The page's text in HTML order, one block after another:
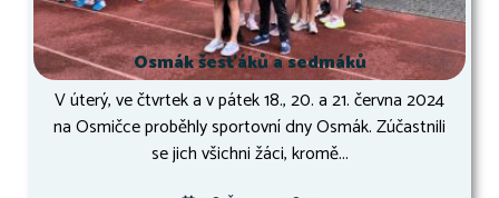
Osmák šesťáků a sedmáků
V úterý, ve čtvrtek a v pátek 18., 20. a 21. června 2024
na Osmičce proběhly sportovní dny Osmák. Zúčastnili
se jich všichni žáci, kromě...